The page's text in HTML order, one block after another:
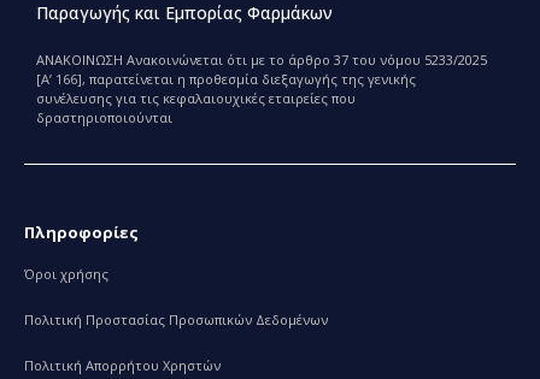
Παραγωγής και Εμπορίας Φαρμάκων
ΑΝΑΚΟΙΝΩΣΗ Ανακοινώνεται ότι με το άρθρο 37 του νόμου 5233/2025
[Α’ 166], παρατείνεται η προθεσμία διεξαγωγής της γενικής
συνέλευσης για τις κεφαλαιουχικές εταιρείες που
δραστηριοποιούνται
Πληροφορίες
Όροι χρήσης
Πολιτική Προστασίας Προσωπικών Δεδομένων
Πολιτική Απορρήτου Χρηστών